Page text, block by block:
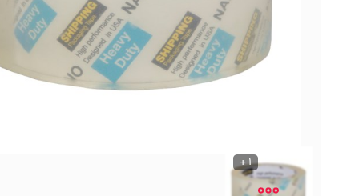
نوشیدنی ها
روشنایی و الکتریکی
1 +